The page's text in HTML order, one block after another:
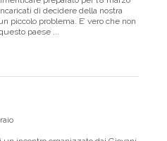
preparato per l’8 marzo
di decidere della nostra
piccolo problema. E’ vero che non
paese ...